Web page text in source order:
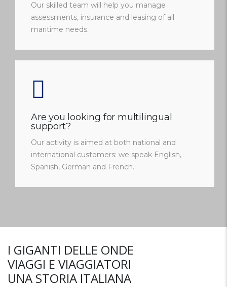
Our skilled team will help you manage
assessments, insurance and leasing of all
maritime needs.
Are you looking for multilingual
support?
Our activity is aimed at both national and
international customers: we speak English,
Spanish, German and French.
I GIGANTI DELLE ONDE
VIAGGI E VIAGGIATORI
UNA STORIA ITALIANA